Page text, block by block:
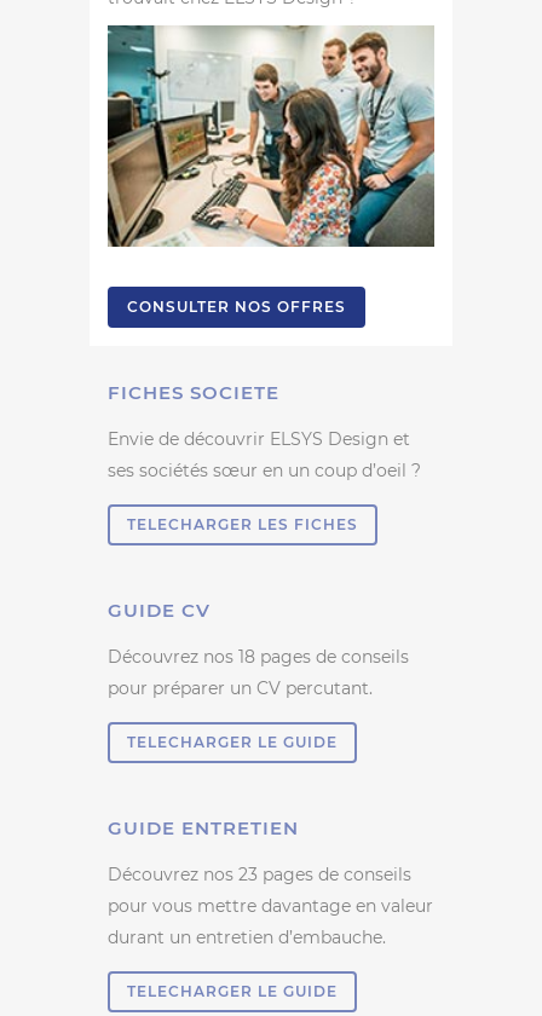
CONSULTER NOS OFFRES
FICHES SOCIETE
Envie de découvrir ELSYS Design et
ses sociétés sœur en un coup d’oeil ?
TELECHARGER LES FICHES
GUIDE CV
Découvrez nos 18 pages de conseils
pour préparer un CV percutant.
TELECHARGER LE GUIDE
GUIDE ENTRETIEN
Découvrez nos 23 pages de conseils
pour vous mettre davantage en valeur
durant un entretien d’embauche.
TELECHARGER LE GUIDE